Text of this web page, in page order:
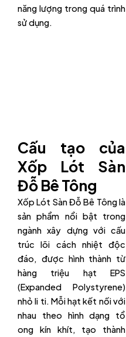
năng lượng trong quá trình
sử dụng.
Cấu tạo của
Xốp Lót Sàn
Đỗ Bê Tông
Xốp Lót Sàn Đỗ Bê Tông là
sản phẩm nổi bật trong
ngành xây dựng với cấu
trúc lõi cách nhiệt độc
đáo, được hình thành từ
hàng triệu hạt EPS
(Expanded Polystyrene)
nhỏ li ti. Mỗi hạt kết nối với
nhau theo hình dạng tổ
ong kín khít, tạo thành